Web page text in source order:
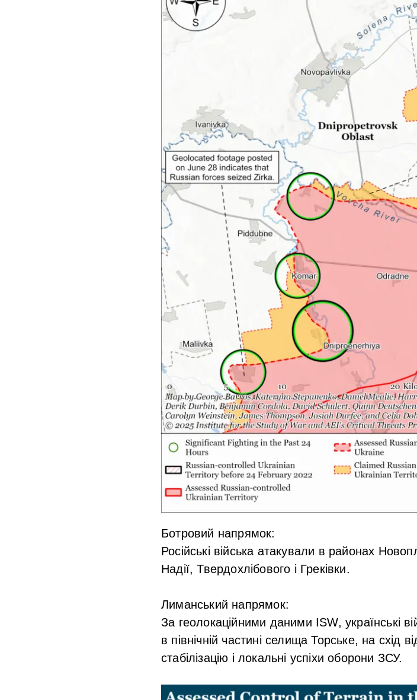
Ботровий напрямок:
Російські війська атакували в районах
Надії, Твердохлібового і Греківки.
Лиманський напрямок:
За геолокаційними даними ISW, українські
в північній частині селища Торське, на схід
стабілізацію і локальні успіхи оборони ЗСУ.